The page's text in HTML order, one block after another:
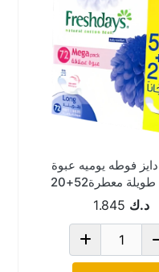
فوطه يوميه عبوة
عملاقة طويلة معطرة52+20
مجانيد.ك 1.845